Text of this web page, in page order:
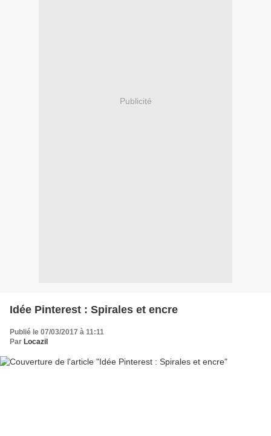
Publicité
Idée Pinterest : Spirales et encre
Publié le 07/03/2017 à 11:11
Par Locazil